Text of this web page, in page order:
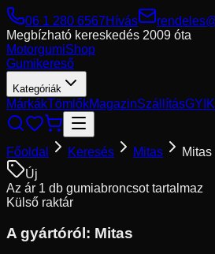
06 1 280 6567Hívás
Megbízható kereskedés 2009 óta
MotorgumiShop
Gumikereső
Kategóriák
MárkákTömlőkMagazinSzállításGYIK
Főoldal Keresés Mitas
Új
Az ár 1 db gumiabroncsot tartalmaz
Külső raktár
A gyártóról: Mitas